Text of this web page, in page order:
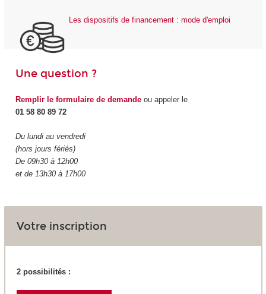
Les dispositifs de financement : mode d'emploi
Une question ?
Remplir le formulaire de demandeou appeler le
01 58 80 89 72
Du lundi au vendredi
(hors jours fériés)
De 09h30 à 12h00
et de 13h30 à 17h00
Votre inscription
2 possibilités :